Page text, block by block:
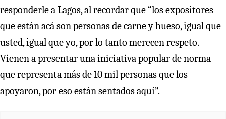
responderle a Lagos, al recordar que “los expositores
que están acá son personas de carne y hueso, igual que
usted, igual que yo, por lo tanto merecen respeto.
Vienen a presentar una iniciativa popular de norma
que representa más de 10 mil personas que los
apoyaron, por eso están sentados aquí”.